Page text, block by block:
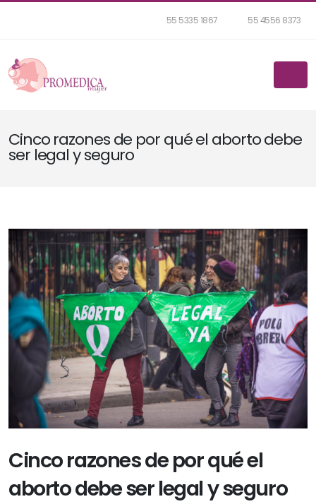
55 5335 1867 55 4556 8373
Cinco razones de por qué el aborto debe
ser legal y seguro
Cinco razones de por qué el
aborto debe ser legal y seguro